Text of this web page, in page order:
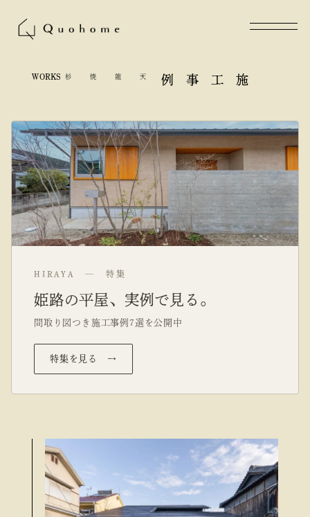
WORKS 施工事例
天龍焼杉
HIRAYA — 特集
姫路の平屋、実例で見る。
間取り図つき施工事例7選を公開中
特集を見る →